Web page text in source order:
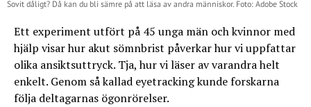
Sovit dåligt? Då kan du bli sämre på att läsa av andra människor. Foto: Adobe Stock
Ett experiment utfört på 45 unga män och kvinnor med
hjälp visar hur akut sömnbrist påverkar hur vi uppfattar
olika ansiktsuttryck. Tja, hur vi läser av varandra helt
enkelt. Genom så kallad eyetracking kunde forskarna
följa deltagarnas ögonrörelser.